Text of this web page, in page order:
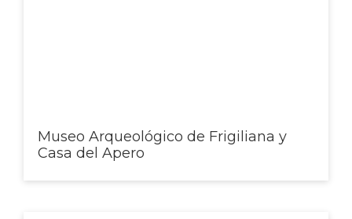
Museo Arqueológico de Frigiliana y
Casa del Apero